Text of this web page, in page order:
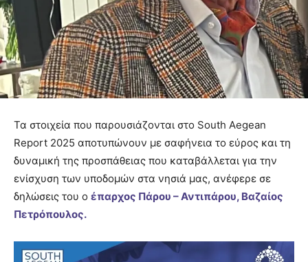
Τα στοιχεία που παρουσιάζονται στο South Aegean
Report 2025 αποτυπώνουν με σαφήνεια το εύρος και τη
δυναμική της προσπάθειας που καταβάλλεται για την
ενίσχυση των υποδομών στα νησιά μας, ανέφερε σε
δηλώσεις του ο έπαρχος Πάρου – Αντιπάρου, Βαζαίος
Πετρόπουλος.